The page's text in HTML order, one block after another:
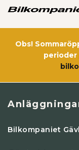
Obs!
perioder
Bilkompaniet